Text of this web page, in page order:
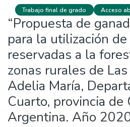
Trabajo final de grado Acceso
“Propuesta de
para la utilización de
reservadas a la
zonas rurales de
Adelia María,
Cuarto, provincia de
Argentina. Año